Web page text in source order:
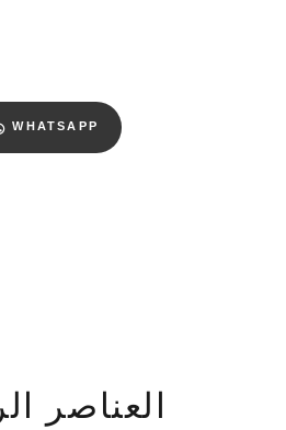
WHATSAPP
العناصر